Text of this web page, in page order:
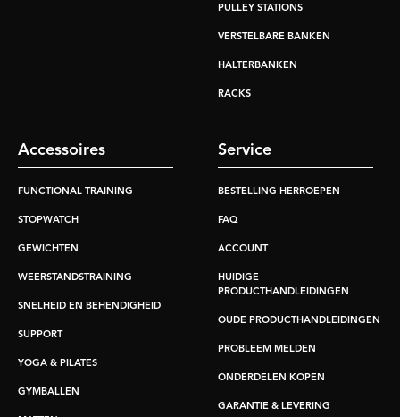
PULLEY STATIONS
VERSTELBARE BANKEN
HALTERBANKEN
RACKS
Accessoires
FUNCTIONAL TRAINING
STOPWATCH
GEWICHTEN
WEERSTANDSTRAINING
SNELHEID EN BEHENDIGHEID
SUPPORT
YOGA & PILATES
GYMBALLEN
Service
BESTELLING HERROEPEN
FAQ
ACCOUNT
HUIDIGE
PRODUCTHANDLEIDINGEN
OUDE PRODUCTHANDLEIDINGEN
PROBLEEM MELDEN
ONDERDELEN KOPEN
GARANTIE & LEVERING